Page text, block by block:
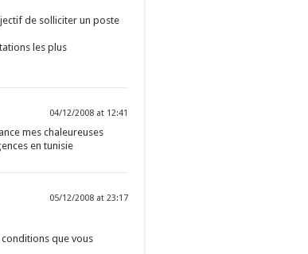
de solliciter un poste
les plus
04/12/2008 at 12:41
mes chaleureuses
en tunisie
05/12/2008 at 23:17
que vous